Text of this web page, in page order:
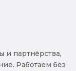
и партнёрства,
Работаем без